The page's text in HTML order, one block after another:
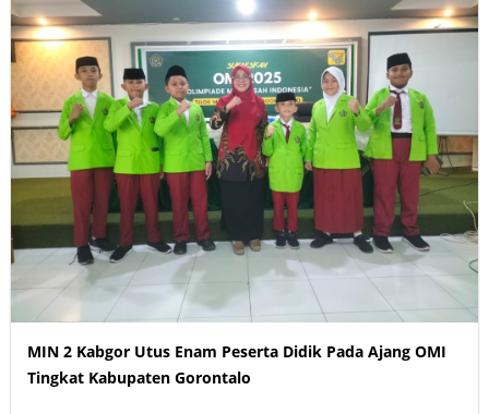
MIN 2 Kabgor Utus Enam Peserta Didik Pada Ajang OMI
Tingkat Kabupaten Gorontalo